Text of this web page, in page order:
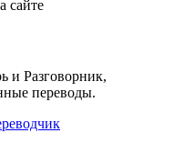
сайте
и Разговорник,
переводы.